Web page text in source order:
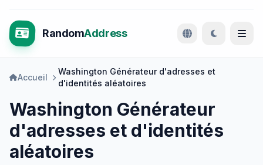
RandomAddress
Accueil
Washington Générateur d'adresses et
d'identités aléatoires
Washington Générateur
d'adresses et d'identités
aléatoires